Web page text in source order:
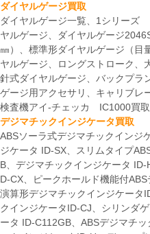
ダイヤルゲージ買取
ダイヤルゲージ一覧、1シリーズ
ヤルゲージ、ダイヤルゲージ
㎜）、標準形ダイヤルゲージ（目
ヤルゲージ、ロングストローク、
針式ダイヤルゲージ、バックプラ
ゲージ用アクセサリ、キャリブレ
検査機アイ-チェッカ IC1000買取
デジマチックインジケータ買取
ABSソーラ式デジマチックインジ
ジケータ ID-SX、スリムタイプ
B、デジマチックインジケータ ID-
D-CX、ピークホールド機能付
演算形デジマチックインジケータ
クインジケータID-CJ、シリンダ
ータ ID-C112GB、ABSデジマチ